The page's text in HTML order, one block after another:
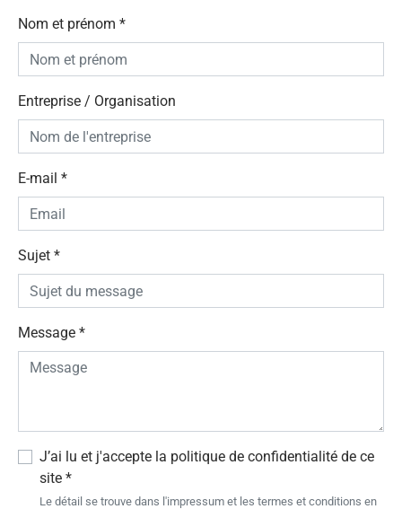
Nom et prénom *
Entreprise / Organisation
E-mail *
Sujet *
Message *
J’ai lu et j'accepte la politique de confidentialité de ce
site *
Le détail se trouve dans l'impressum et les termes et conditions en